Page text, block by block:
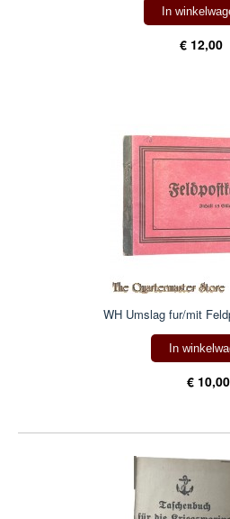
In
€ 12,00
WH Umslag fur/mit
In
€ 10,00